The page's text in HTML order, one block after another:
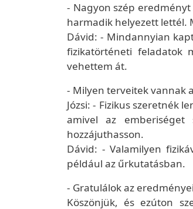
- Nagyon szép
harmadik helyezett lettél.
Dávid: - Mindannyian
fizikatörténeti feladatok
vehettem át.
- Milyen terveitek vannak
Józsi: - Fizikus szeretnék
amivel az emberiséget
hozzájuthasson.
Dávid: - Valamilyen
például az űrkutatásban.
- Gratulálok az
Köszönjük, és ezúton